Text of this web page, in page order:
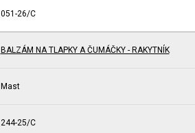
051-26/C
BALZÁM NA TLAPKY A ČUMÁČKY - RAKYTNÍK
Mast
244-25/C